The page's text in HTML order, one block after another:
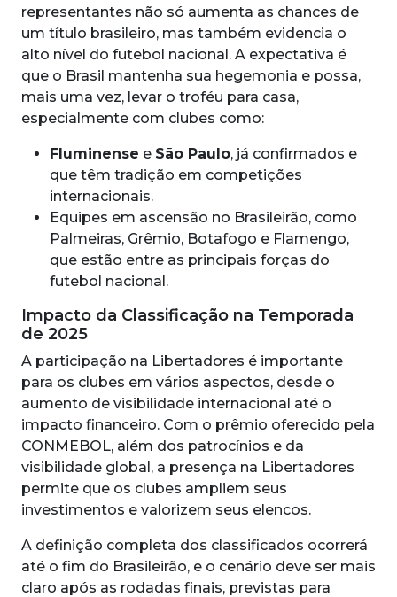
representantes não só aumenta as chances de
um título brasileiro, mas também evidencia o
alto nível do futebol nacional. A expectativa é
que o Brasil mantenha sua hegemonia e possa,
mais uma vez, levar o troféu para casa,
especialmente com clubes como:
Fluminense e São Paulo, já confirmados e
que têm tradição em competições
internacionais.
Equipes em ascensão no Brasileirão, como
Palmeiras, Grêmio, Botafogo e Flamengo,
que estão entre as principais forças do
futebol nacional.
Impacto da Classificação na Temporada
de 2025
A participação na Libertadores é importante
para os clubes em vários aspectos, desde o
aumento de visibilidade internacional até o
impacto financeiro. Com o prêmio oferecido pela
CONMEBOL, além dos patrocínios e da
visibilidade global, a presença na Libertadores
permite que os clubes ampliem seus
investimentos e valorizem seus elencos.
A definição completa dos classificados ocorrerá
até o fim do Brasileirão, e o cenário deve ser mais
claro após as rodadas finais, previstas para